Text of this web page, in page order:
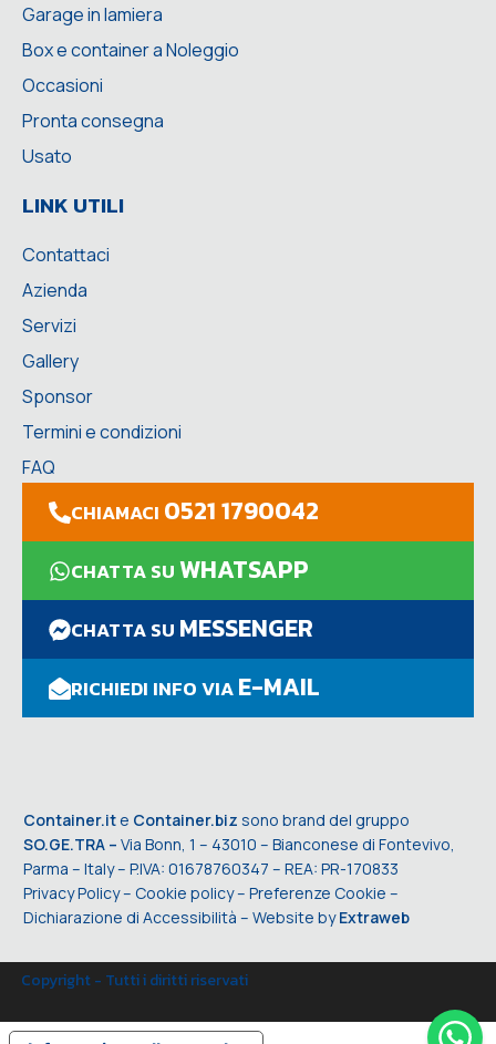
Garage in lamiera
Box e container a Noleggio
Occasioni
Pronta consegna
Usato
LINK UTILI
Contattaci
Azienda
Servizi
Gallery
Sponsor
Termini e condizioni
FAQ
CHIAMACI 0521 1790042
CHATTA SUWHATSAPP
CHATTA SU MESSENGER
RICHIEDI INFO VIAE-MAIL
Container.it e Container.biz sono brand del gruppo
SO.GE.TRA – Via Bonn, 1 – 43010 – Bianconese di Fontevivo,
Parma – Italy – P.IVA: 01678760347 – REA: PR-170833
Privacy Policy– Cookie policy– Preferenze Cookie –
Dichiarazione di Accessibilità – Website byExtraweb
Copyright - Tutti i diritti riservati